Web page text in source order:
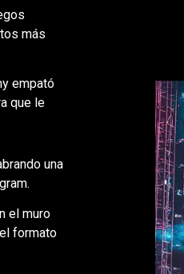
más
empató
que le
una
el muro
formato